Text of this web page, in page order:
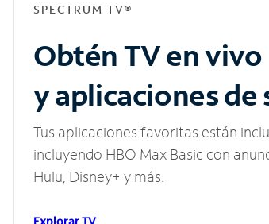
SPECTRUM TV®
Obtén TV en vivo
y aplicaciones de
Tus aplicaciones favoritas están
incluyendo HBO Max Basic con
Hulu, Disney+ y más.